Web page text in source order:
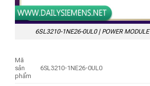
6SL3210-1NE26-0UL0 | POWER
Mã
sản
phẩm
6SL3210-1NE26-0UL0